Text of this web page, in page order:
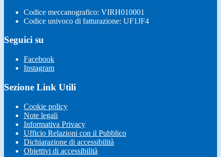
Codice meccanografico: VIRH010001
Codice univoco di fatturazione: UF1JF4
Seguici su
Facebook
Instagram
Sezione Link Utili
Cookie policy
Note legali
Informativa Privacy
Ufficio Relazioni con il Pubblico
Dichiarazione di accessibilità
Obiettivi di accessibilità